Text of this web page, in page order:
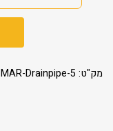
מק"ט: MAR-Drainpipe-5